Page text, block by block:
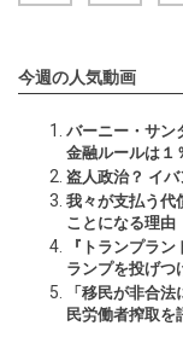
今週の人気動画
バーニー・サン
金融ルールは１
盗人政治？ イ
我々が支払う代
ことになる理由
『トランプラ
ランプを投げつ
「移民が非合
民労働者搾取を